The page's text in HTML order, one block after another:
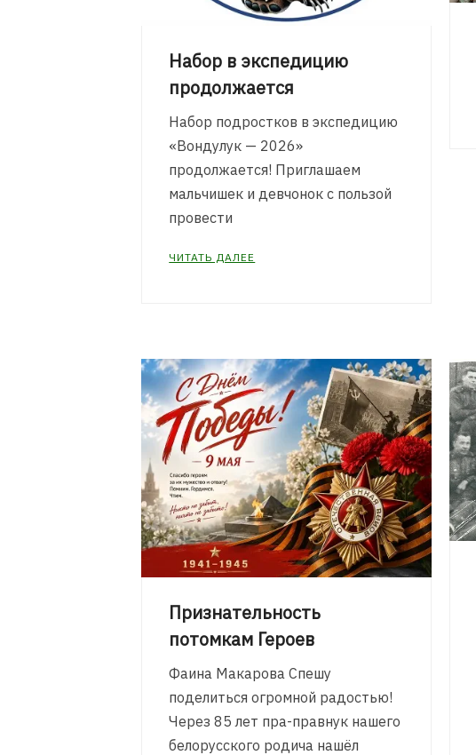
Набор в экспедицию
продолжается
Набор подростков в экспедицию
«Вондулук — 2026»
продолжается! Приглашаем
мальчишек и девчонок с пользой
провести
ЧИТАТЬ ДАЛЕЕ
Признательность
потомкам Героев
Фаина Макарова Спешу
поделиться огромной радостью!
Через 85 лет пра-правнук нашего
белорусского родича нашёл